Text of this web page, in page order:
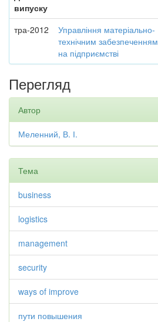
випуску
тра-2012
Управління матеріально-
технічним забезпеченням
на підприємстві
Перегляд
Автор
Меленний, В. І.
Тема
business
logistics
management
security
ways of improve
пути повышения